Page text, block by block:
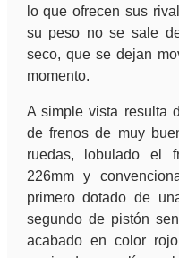
lo que ofrecen sus
su peso no se sale
seco, que se dejan
momento.
A simple vista resulta
de frenos de muy
ruedas, lobulado el
226mm y
primero dotado de
segundo de pistón
acabado en color